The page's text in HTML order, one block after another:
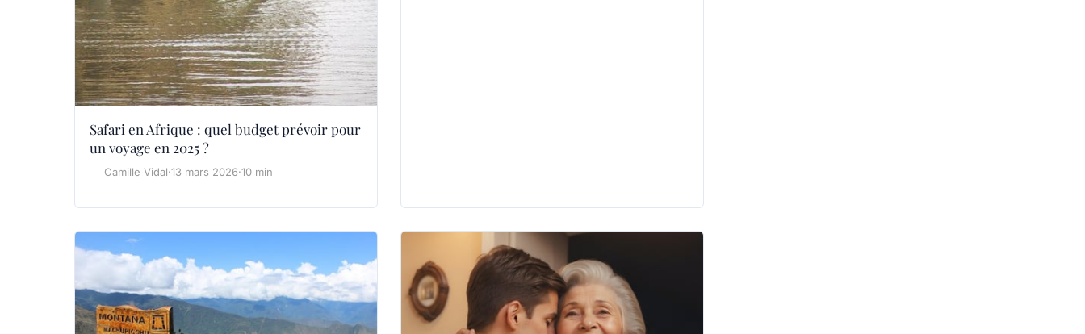
Safari en Afrique : quel budget prévoir pour
un voyage en 2025 ?
Camille Vidal·13 mars 2026·10 min